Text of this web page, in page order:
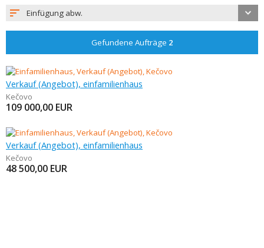
Einfügung abw.
Gefundene Aufträge 2
Verkauf (Angebot), einfamilienhaus
Kečovo
109 000,00 EUR
Verkauf (Angebot), einfamilienhaus
Kečovo
48 500,00 EUR